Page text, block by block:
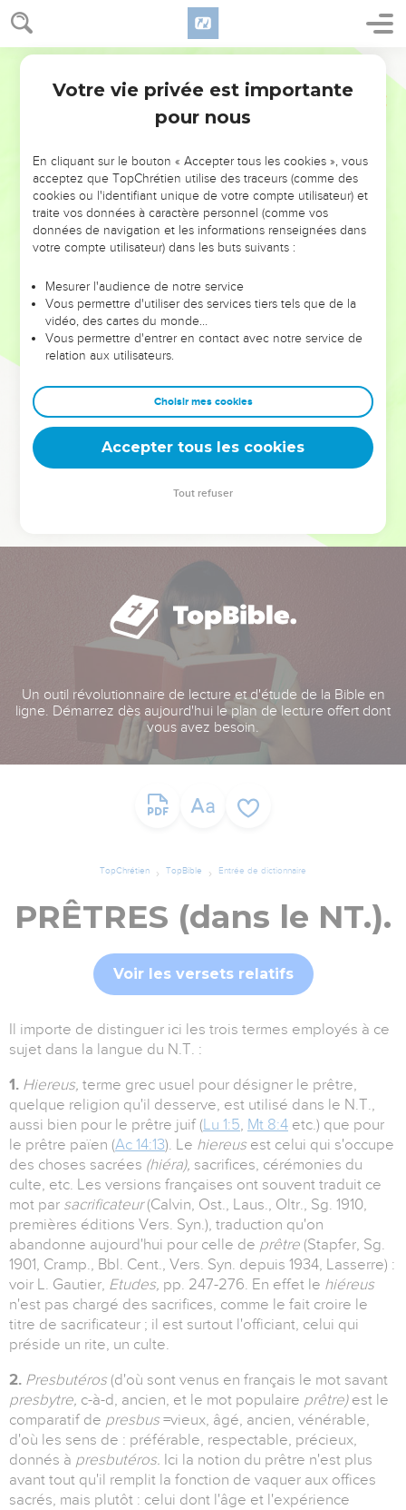
NE MANQUEZ PAS L’ÉVÉNEMENT
DE L’ANNÉE !
ET SI LEURS ERREURS POUVAIENT VOUS ÉVITER LES
VOTRES ?
leur foi ou leur vision. Mais on voit moins les doutes, les erreurs
et les saisons difficiles qu'ils ont traversés, alors même que ce
sont elles qui les ont façonnés.
Dans cette conférence, leaders, entrepreneurs, et responsables
clés pour avancer avec plus de sagesse afin que leurs erreurs
deviennent vos tremplins. Que vous guidiez un ministère, une
équipe, un groupe ou une famille, leur expérience est faite
Un outil révolutionnaire de lecture et d'étude de la Bible en
ligne. Démarrez dès aujourd'hui le plan de lecture offert dont
vous avez besoin.
TopChrétien TopBible Entrée de dictionnaire
PRÊTRES (dans le NT.).
Voir les versets relatifs
Il importe de distinguer ici les trois termes employés à ce
sujet dans la langue du N.T. :
1. Hiereus, terme grec usuel pour désigner le prêtre,
quelque religion qu'il desserve, est utilisé dans le N.T.,
aussi bien pour le prêtre juif (Lu 1:5, Mt 8:4 etc.) que pour
le prêtre païen (Ac 14:13). Le hiereus est celui qui s'occupe
des choses sacrées (hiéra), sacrifices, cérémonies du
culte, etc. Les versions françaises ont souvent traduit ce
mot par sacrificateur(Calvin, Ost., Laus., Oltr., Sg. 1910,
premières éditions Vers. Syn.), traduction qu'on
abandonne aujourd'hui pour celle de prêtre (Stapfer, Sg.
1901, Cramp., Bbl. Cent., Vers. Syn. depuis 1934, Lasserre) :
voir L. Gautier, Etudes, pp. 247-276. En effet le hiéreus
n'est pas chargé des sacrifices, comme le fait croire le
titre de sacrificateur ; il est surtout l'officiant, celui qui
préside un rite, un culte.
2. Presbutéros (d'où sont venus en français le mot savant
presbytre, c-à-d, ancien, et le mot populaire prêtre) est le
comparatif de presbus=vieux, âgé, ancien, vénérable,
d'où les sens de : préférable, respectable, précieux,
donnés à presbutéros. Ici la notion du prêtre n'est plus
avant tout qu'il remplit la fonction de vaquer aux offices
sacrés, mais plutôt : celui dont l'âge et l'expérience
Votre vie privée est importante
pour nous
En cliquant sur le bouton « Accepter tous les cookies », vous
acceptez que TopChrétien utilise des traceurs (comme des
cookies ou l'identifiant unique de votre compte utilisateur) et
traite vos données à caractère personnel (comme vos
données de navigation et les informations renseignées dans
votre compte utilisateur) dans les buts suivants :
Mesurer l'audience de notre service
Vous permettre d'utiliser des services tiers tels que de la
vidéo, des cartes du monde…
Vous permettre d'entrer en contact avec notre service de
relation aux utilisateurs.
Choisir mes cookies
Accepter tous les cookies
Tout refuser